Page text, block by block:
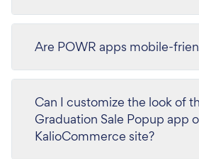
Are POWR apps mobile-
Can I customize the look of
Graduation Sale Popup app
KalioCommerce site?